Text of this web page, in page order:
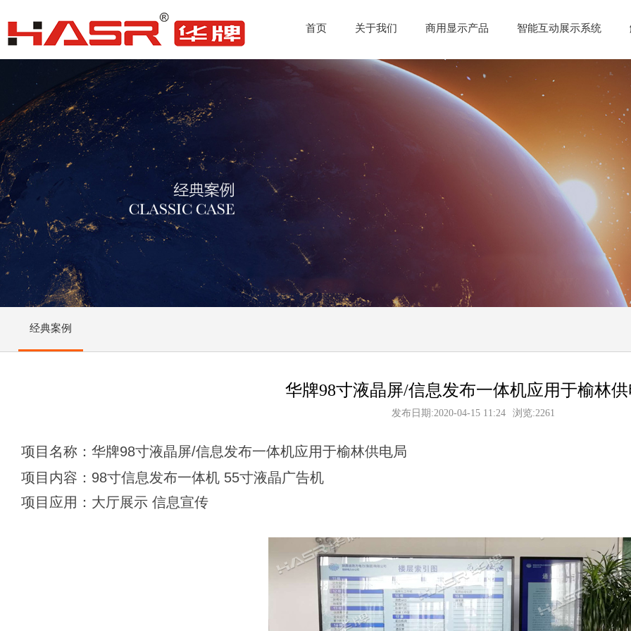
首页 关于我们 商用显示产品 智能互动展示系统
经典案例
华牌98寸液晶屏/信息发布一体机应用于榆林
发布日期:2020-04-15 11:24 浏览:2261
项目名称：华牌98寸液晶屏/信息发布一体机应用于榆林供电局
项目内容：98寸信息发布一体机 55寸液晶广告机
项目应用：大厅展示 信息宣传